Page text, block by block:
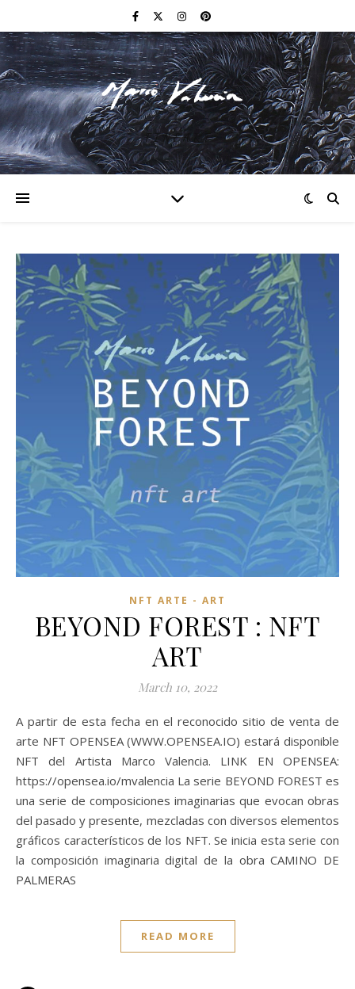
F I N E A R T
NFT ARTE - ART
BEYOND FOREST : NFT
ART
March 10, 2022
A partir de esta fecha en el reconocido sitio de venta de
arte NFT OPENSEA (WWW.OPENSEA.IO) estará disponible
NFT del Artista Marco Valencia. LINK EN OPENSEA:
https://opensea.io/mvalencia La serie BEYOND FOREST es
una serie de composiciones imaginarias que evocan obras
del pasado y presente, mezcladas con diversos elementos
gráficos característicos de los NFT. Se inicia esta serie con
la composición imaginaria digital de la obra CAMINO DE
PALMERAS
READ MORE